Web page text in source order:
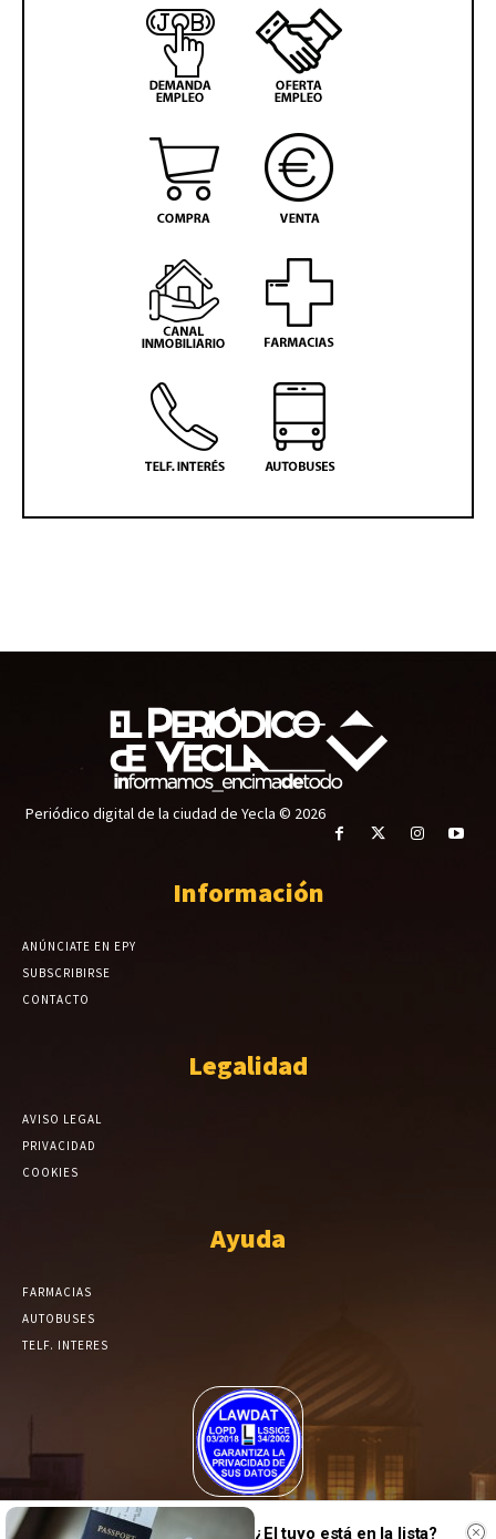
Periódico digital de la ciudad de Yecla © 2026
Información
ANÚNCIATE EN EPY
SUBSCRIBIRSE
CONTACTO
Legalidad
AVISO LEGAL
PRIVACIDAD
COOKIES
Ayuda
FARMACIAS
AUTOBUSES
TELF. INTERES
El Periódico de Yecla alcanza un grado más de compromiso en el
tratamiento de sus datos.¿El tuyo está en la lista?